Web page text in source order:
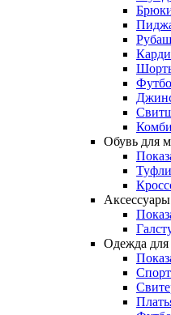
Обувь для
Туфли
Одежда для